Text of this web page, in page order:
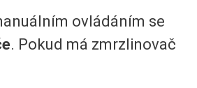
ovládáním se
. Pokud má zmrzlinovač